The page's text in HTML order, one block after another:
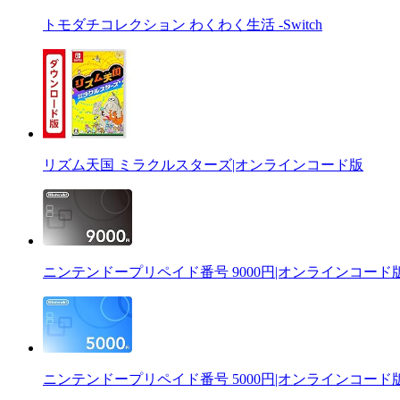
トモダチコレクション わくわく生活 -Switch
リズム天国 ミラクルスターズ|オンラインコード版
ニンテンドープリペイド番号 9000円|オンラインコード
ニンテンドープリペイド番号 5000円|オンラインコード